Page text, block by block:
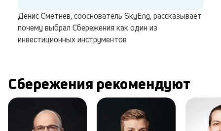
Денис Сметнев, сооснователь SkyEng, рассказывает
почему выбрал Сбережения как один из
инвестиционных инструментов
Сбережения рекомендуют